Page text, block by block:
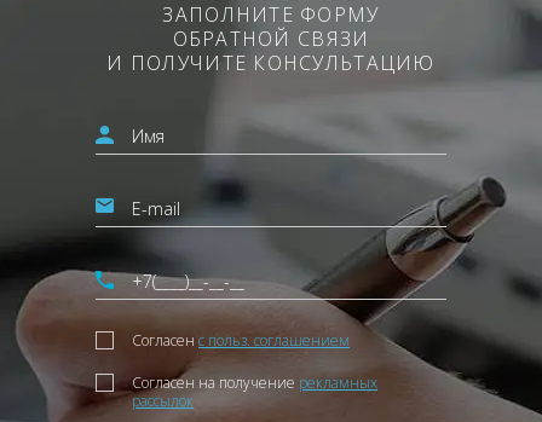
ЗАПОЛНИТЕ ФОРМУ
ОБРАТНОЙ СВЯЗИ
И ПОЛУЧИТЕ КОНСУЛЬТАЦИЮ
Согласен с польз. соглашением
Согласен на получение рекламных
рассылок